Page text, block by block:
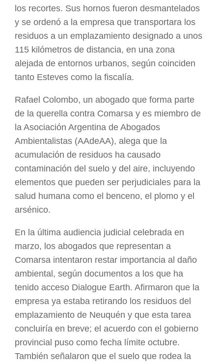
los recortes. Sus hornos fueron desmantelados
y se ordenó a la empresa que transportara los
residuos a un emplazamiento designado a unos
115 kilómetros de distancia, en una zona
alejada de entornos urbanos, según coinciden
tanto Esteves como la fiscalía.
Rafael Colombo, un abogado que forma parte
de la querella contra Comarsa y es miembro de
la Asociación Argentina de Abogados
Ambientalistas (AAdeAA), alega que la
acumulación de residuos ha causado
contaminación del suelo y del aire, incluyendo
elementos que pueden ser perjudiciales para la
salud humana como el benceno, el plomo y el
arsénico.
En la última audiencia judicial celebrada en
marzo, los abogados que representan a
Comarsa intentaron restar importancia al daño
ambiental, según documentos a los que ha
tenido acceso Dialogue Earth. Afirmaron que la
empresa ya estaba retirando los residuos del
emplazamiento de Neuquén y que esta tarea
concluiría en breve; el acuerdo con el gobierno
provincial puso como fecha límite octubre.
También señalaron que el suelo que rodea la